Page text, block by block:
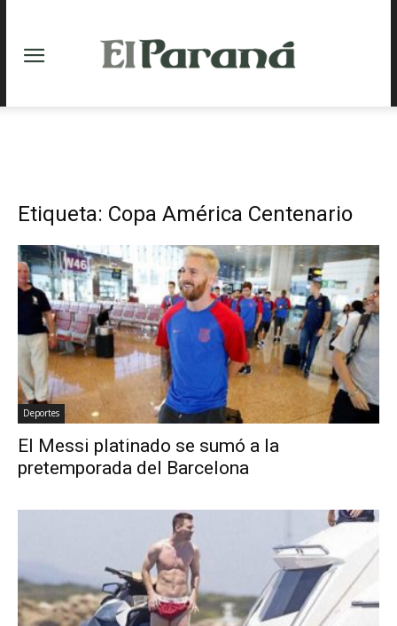
Etiqueta: Copa América Centenario
Deportes
El Messi platinado se sumó a la
pretemporada del Barcelona